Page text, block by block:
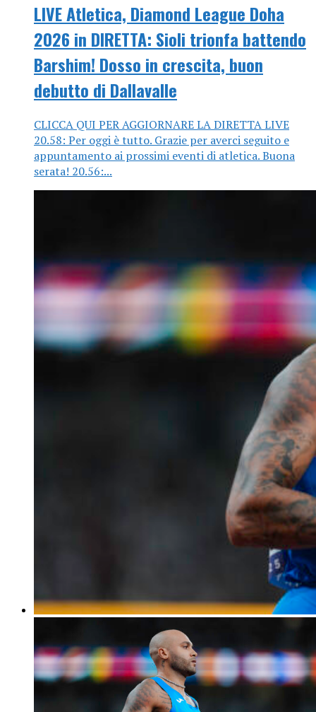
LIVE Atletica, Diamond League Doha
2026 in DIRETTA: Sioli trionfa battendo
Barshim! Dosso in crescita, buon
debutto di Dallavalle
CLICCA QUI PER AGGIORNARE LA DIRETTA LIVE
20.58: Per oggi è tutto. Grazie per averci seguito e
appuntamento ai prossimi eventi di atletica. Buona
serata! 20.56:...